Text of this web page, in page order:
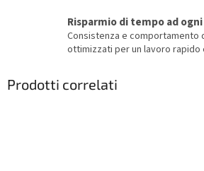
Risparmio di tempo ad
Consistenza e comportamento
ottimizzati per un lavoro rapido
Prodotti correlati